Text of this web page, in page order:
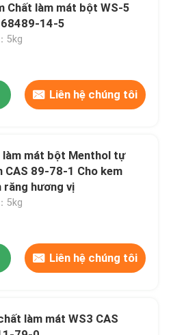
máy
Chất làm mát bột WS-5
68489-14-5
5kg
Liên hệ chúng tôi
làm mát bột Menthol tự
CAS 89-78-1 Cho kem
răng hương vị
5kg
Liên hệ chúng tôi
làm mát WS3 CAS